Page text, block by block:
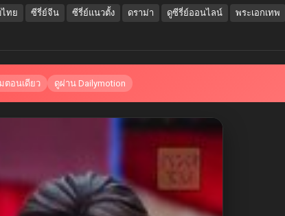
ทย ซีรี่ย์จีน ซีรี่ย์แนวตั้ง ดราม่า ดูซีรี่ย์ออนไลน์ พระเอกเทพ
ตอนเดียว ดูผ่าน Dailymotion